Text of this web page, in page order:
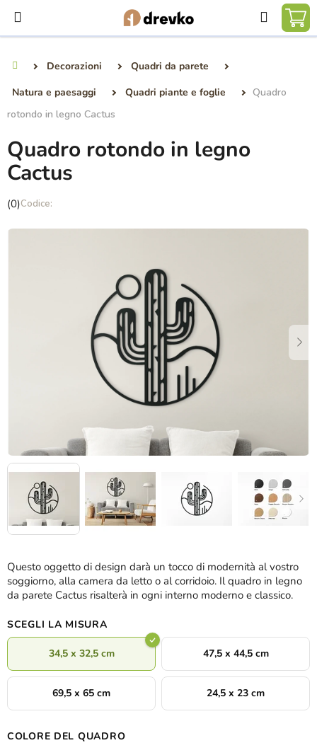
contenuto
Ricerca
Decorazioni
Quadri da parete
Natura e paesaggi
Quadri piante e foglie
Quadro
rotondo in legno Cactus
Questo oggetto di design darà un tocco di modernità al vostro
soggiorno, alla camera da letto o al corridoio. Il quadro in legno
da parete Cactus risalterà in ogni interno moderno e classico.
SCEGLI LA MISURA
34,5 x 32,5 cm 47,5 x 44,5 cm
69,5 x 65 cm 24,5 x 23 cm
COLORE DEL QUADRO
Quadro rotondo in legno
Cactus
La
media
(0)